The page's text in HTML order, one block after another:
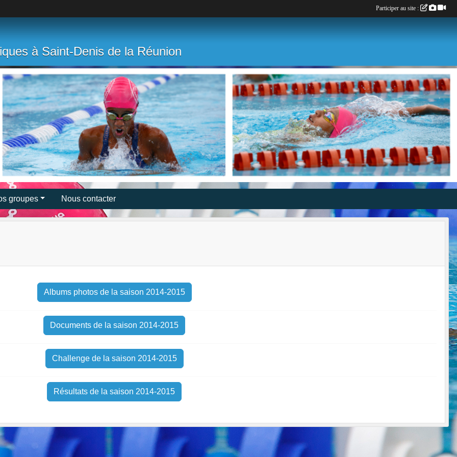
à Saint-Denis de la Réunion
groupes Nous contacter
Albums photos de la saison 2014-2015
Documents de la saison 2014-2015
Challenge de la saison 2014-2015
Résultats de la saison 2014-2015
Participer au site :